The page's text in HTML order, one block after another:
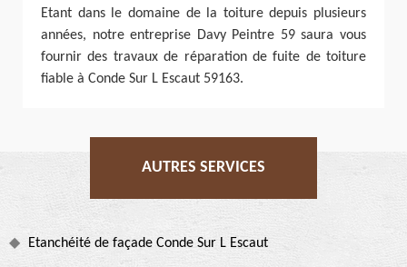
Etant dans le domaine de la toiture depuis plusieurs
années, notre entreprise Davy Peintre 59 saura vous
fournir des travaux de réparation de fuite de toiture
fiable à Conde Sur L Escaut 59163.
AUTRES SERVICES
Etanchéité de façade Conde Sur L Escaut